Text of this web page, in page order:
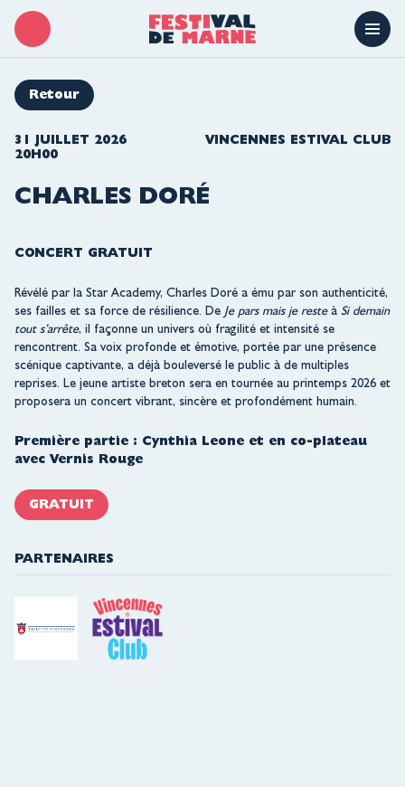
Retour
31 JUILLET 2026
20H00
VINCENNES ESTIVAL CLUB
CHARLES DORÉ
CONCERT GRATUIT
Révélé par la Star Academy, Charles Doré a ému par son authenticité,
ses failles et sa force de résilience. De Je pars mais je resteà Si demain
tout s’arrête, il façonne un univers où fragilité et intensité se
rencontrent. Sa voix profonde et émotive, portée par une présence
scénique captivante, a déjà bouleversé le public à de multiples
reprises. Le jeune artiste breton sera en tournée au printemps 2026 et
proposera un concert vibrant, sincère et profondément humain.
Première partie : Cynthia Leone et en co-plateau
avec Vernis Rouge
GRATUIT
PARTENAIRES